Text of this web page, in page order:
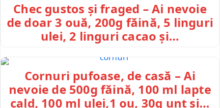
Chec gustos și fraged – Ai nevoie
de doar 3 ouă, 200g făină, 5 linguri
ulei, 2 linguri cacao și…
Cornuri pufoase, de casă – Ai
nevoie de 500g făină, 100 ml lapte
cald, 100 ml ulei,1 ou, 30g unt și…